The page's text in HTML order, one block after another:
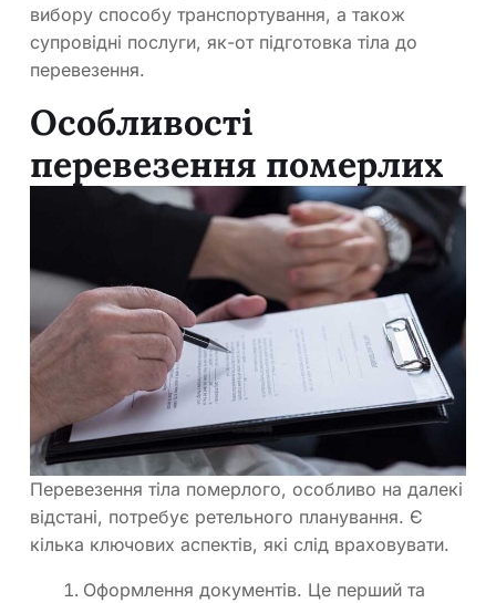
вибору способу транспортування, а також
супровідні послуги, як-от підготовка тіла до
перевезення.
Особливості
перевезення померлих
Перевезення тіла померлого, особливо на далекі
відстані, потребує ретельного планування. Є
кілька ключових аспектів, які слід враховувати.
Оформлення документів. Це перший та